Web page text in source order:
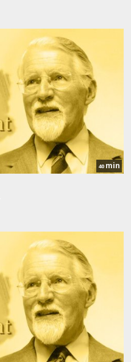
40 min